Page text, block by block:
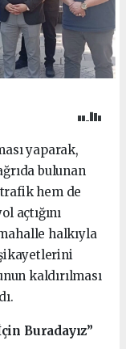
yaparak,
bulunan
hem de
açtığını
halkıyla
kaldırılması
Buradayız”